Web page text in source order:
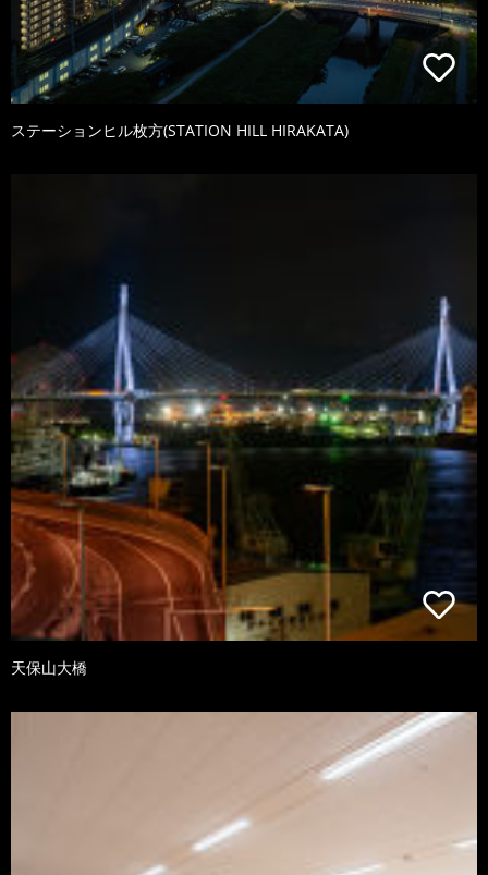
ステーションヒル枚方(STATION HILL HIRAKATA)
天保山大橋